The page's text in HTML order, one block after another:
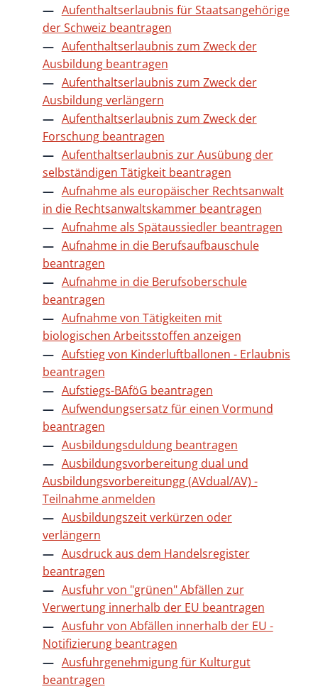
Aufenthaltserlaubnis für Staatsangehörige
der Schweiz beantragen
Aufenthaltserlaubnis zum Zweck der
Ausbildung beantragen
Aufenthaltserlaubnis zum Zweck der
Ausbildung verlängern
Aufenthaltserlaubnis zum Zweck der
Forschung beantragen
Aufenthaltserlaubnis zur Ausübung der
selbständigen Tätigkeit beantragen
Aufnahme als europäischer Rechtsanwalt
in die Rechtsanwaltskammer beantragen
Aufnahme als Spätaussiedler beantragen
Aufnahme in die Berufsaufbauschule
beantragen
Aufnahme in die Berufsoberschule
beantragen
Aufnahme von Tätigkeiten mit
biologischen Arbeitsstoffen anzeigen
Aufstieg von Kinderluftballonen - Erlaubnis
beantragen
Aufstiegs-BAföG beantragen
Aufwendungsersatz für einen Vormund
beantragen
Ausbildungsduldung beantragen
Ausbildungsvorbereitung dual und
Ausbildungsvorbereitungg (AVdual/AV) -
Teilnahme anmelden
Ausbildungszeit verkürzen oder
verlängern
Ausdruck aus dem Handelsregister
beantragen
Ausfuhr von "grünen" Abfällen zur
Verwertung innerhalb der EU beantragen
Ausfuhr von Abfällen innerhalb der EU -
Notifizierung beantragen
Ausfuhrgenehmigung für Kulturgut
beantragen